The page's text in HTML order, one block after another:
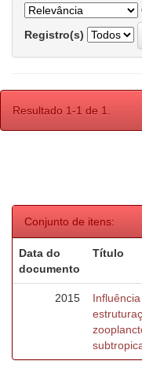
Registro(s)
Resultado 1-1 de 1.
Conjunto de itens:
Data do
documento
Título
2015